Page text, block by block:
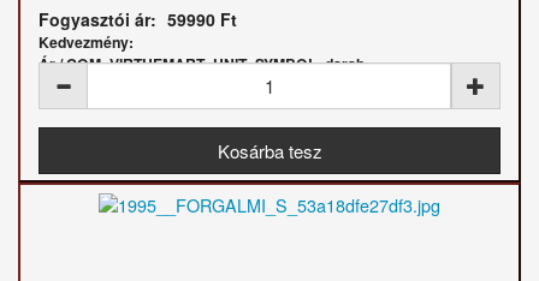
Fogyasztói ár: 59990 Ft
Kedvezmény:
Ár / COM_VIRTUEMART_UNIT_SYMBOL_darab: